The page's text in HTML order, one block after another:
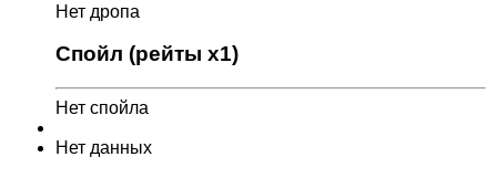
Нет дропа
Спойл (рейты x1)
Нет спойла
Нет данных